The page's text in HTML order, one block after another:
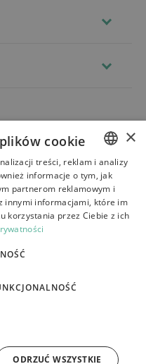
POLISH
BULGARIAN
×
cookie
treści, reklam i analizy
informacje o tym, jak
partnerom reklamowym i
innymi informacjami, które im
korzystania przez Ciebie z ich
ODRZUĆ WSZYSTKIE